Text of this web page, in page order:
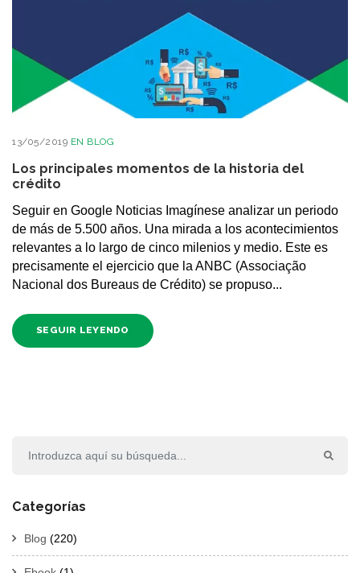
13/05/2019 EN BLOG
Los principales momentos de la historia del
crédito
Seguir en Google Noticias Imagínese analizar un periodo
de más de 5.500 años. Una mirada a los acontecimientos
relevantes a lo largo de cinco milenios y medio. Este es
precisamente el ejercicio que la ANBC (Associação
Nacional dos Bureaus de Crédito) se propuso...
SEGUIR LEYENDO
Categorías
Blog (220)